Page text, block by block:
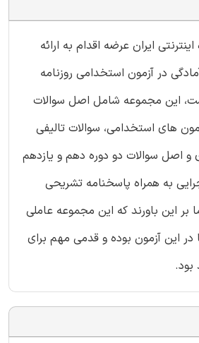
ایران عرضه اقدام به ارائه
در آزمون استخدامی روزنامه
این مجموعه شامل اصل سوالات
های استخدامی، سوالات تالیفی
و اصل سوالات دو دوره دهم و یازدهم
به همراه پاسخنامه تشریحی
بر این باورند که این مجموعه عاملی
در این آزمون بوده و قدمی مهم برای